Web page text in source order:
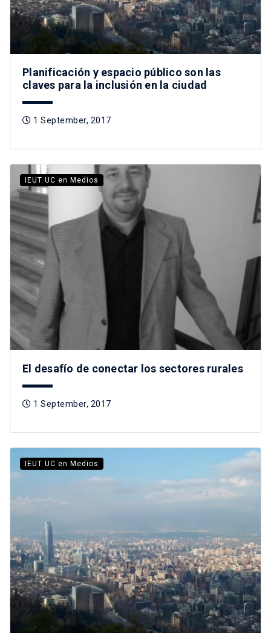
Planificación y espacio público son las
claves para la inclusión en la ciudad
1 September, 2017
IEUT UC en Medios
El desafío de conectar los sectores rurales
1 September, 2017
IEUT UC en Medios